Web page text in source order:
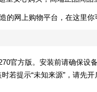
的网上购物平台，在这里
官方版。安装前请确保设
若提示“未知来源”，请先